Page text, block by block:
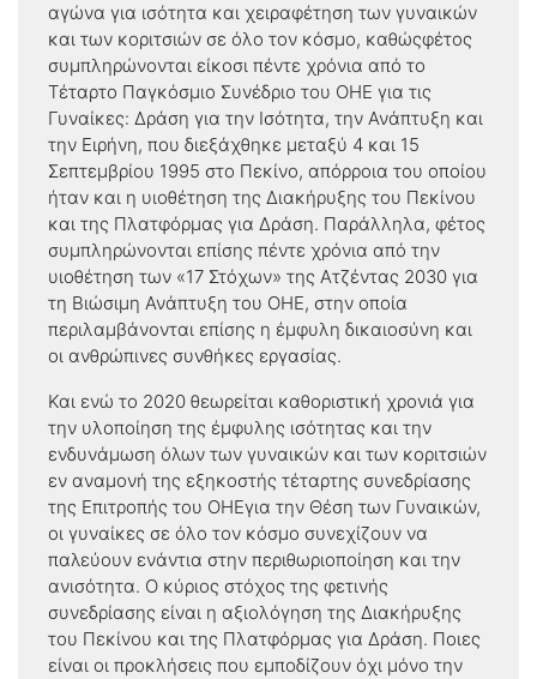
αγώνα για ισότητα και χειραφέτηση των γυναικών
και των κοριτσιών σε όλο τον κόσμο, καθώςφέτος
συμπληρώνονται είκοσι πέντε χρόνια από το
Τέταρτο Παγκόσμιο Συνέδριο του ΟΗΕ για τις
Γυναίκες: Δράση για την Ισότητα, την Ανάπτυξη και
την Ειρήνη, που διεξάχθηκε μεταξύ 4 και 15
Σεπτεμβρίου 1995 στο Πεκίνο, απόρροια του οποίου
ήταν και η υιοθέτηση της Διακήρυξης του Πεκίνου
και της Πλατφόρμας για Δράση. Παράλληλα, φέτος
συμπληρώνονται επίσης πέντε χρόνια από την
υιοθέτηση των «17 Στόχων» της Ατζέντας 2030 για
τη Βιώσιμη Ανάπτυξη του ΟΗΕ, στην οποία
περιλαμβάνονται επίσης η έμφυλη δικαιοσύνη και
οι ανθρώπινες συνθήκες εργασίας.
Και ενώ το 2020 θεωρείται καθοριστική χρονιά για
την υλοποίηση της έμφυλης ισότητας και την
ενδυνάμωση όλων των γυναικών και των κοριτσιών
εν αναμονή της εξηκοστής τέταρτης συνεδρίασης
της Επιτροπής του ΟΗΕγια την Θέση των Γυναικών,
οι γυναίκες σε όλο τον κόσμο συνεχίζουν να
παλεύουν ενάντια στην περιθωριοποίηση και την
ανισότητα. Ο κύριος στόχος της φετινής
συνεδρίασης είναι η αξιολόγηση της Διακήρυξης
του Πεκίνου και της Πλατφόρμας για Δράση. Ποιες
είναι οι προκλήσεις που εμποδίζουν όχι μόνο την